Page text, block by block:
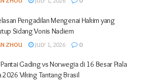
Pengadilan Mengenai Hakim yang
Sidang Vonis Nadiem
ZHOU JULY 1, 2026 0
Gading vs Norwegia di 16 Besar Piala
2026 Viking Tantang Brasil